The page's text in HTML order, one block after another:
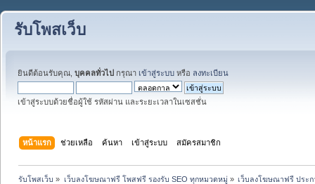
รับโพสเว็บ
ยินดีต้อนรับคุณ, บุคคลทั่วไป กรุณา เข้าสู่ระบบ หรือ ลงทะเบียน
เข้าสู่ระบบด้วยชื่อผู้ใช้ รหัสผ่าน และระยะเวลาในเซสชั่น
หน้าแรก ช่วยเหลือ ค้นหา เข้าสู่ระบบ สมัครสมาชิก
รับโพสเว็บ » เว็บลงโฆษณาฟรี โพสฟรี รองรับ SEO ทุกหมวดหมู่» เว็บลงโฆษณาฟรี ประ